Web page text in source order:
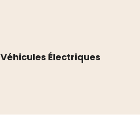
Véhicules Électriques